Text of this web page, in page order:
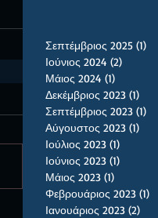
Σεπτέμβριος 2025 (1)
Ιούνιος 2024 (2)
Μάιος 2024 (1)
Δεκέμβριος 2023 (1)
Σεπτέμβριος 2023 (1)
Αύγουστος 2023 (1)
Ιούλιος 2023 (1)
Ιούνιος 2023 (1)
Μάιος 2023 (1)
Φεβρουάριος 2023 (1)
Ιανουάριος 2023 (2)